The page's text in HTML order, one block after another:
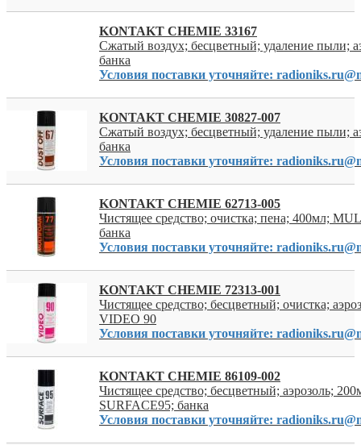
KONTAKT CHEMIE 33167
Сжатый воздух; бесцветный; удаление пыли;
банка
Условия поставки уточняйте:
KONTAKT CHEMIE 30827-007
Сжатый воздух; бесцветный; удаление пыли;
банка
Условия поставки уточняйте:
KONTAKT CHEMIE 62713-005
Чистящее средство; очистка; пена; 400мл;
банка
Условия поставки уточняйте:
KONTAKT CHEMIE 72313-001
Чистящее средство; бесцветный; очистка;
VIDEO 90
Условия поставки уточняйте:
KONTAKT CHEMIE 86109-002
Чистящее средство; бесцветный; аэрозоль;
SURFACE95; банка
Условия поставки уточняйте: